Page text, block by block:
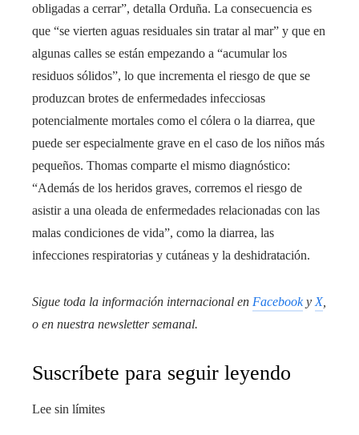
obligadas a cerrar”, detalla Orduña. La consecuencia es
que “se vierten aguas residuales sin tratar al mar” y que en
algunas calles se están empezando a “acumular los
residuos sólidos”, lo que incrementa el riesgo de que se
produzcan brotes de enfermedades infecciosas
potencialmente mortales como el cólera o la diarrea, que
puede ser especialmente grave en el caso de los niños más
pequeños. Thomas comparte el mismo diagnóstico:
“Además de los heridos graves, corremos el riesgo de
asistir a una oleada de enfermedades relacionadas con las
malas condiciones de vida”, como la diarrea, las
infecciones respiratorias y cutáneas y la deshidratación.
Sigue toda la información internacional en Facebooky X,
o en nuestra newsletter semanal.
Suscríbete para seguir leyendo
Lee sin límites